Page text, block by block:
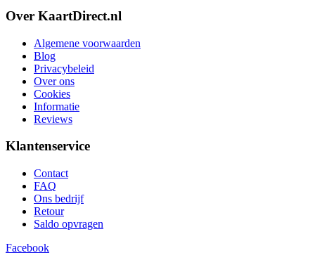
Over KaartDirect.nl
Algemene voorwaarden
Blog
Privacybeleid
Over ons
Cookies
Informatie
Reviews
Klantenservice
Contact
FAQ
Ons bedrijf
Retour
Saldo opvragen
Facebook